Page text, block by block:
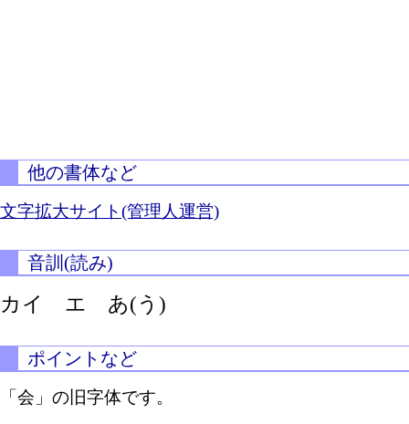
他の書体など
文字拡大サイト(管理人運営)
音訓(読み)
カイ エ あ(う)
ポイントなど
「会」の旧字体です。